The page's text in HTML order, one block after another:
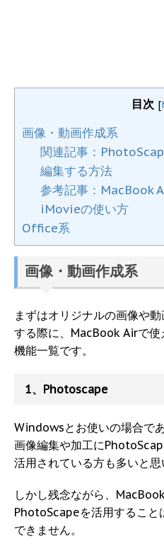
目次 [
画像・動画作成系
関連記事：
編集する方法
参考記事：MacBook
iMovieの使い方
Office系
画像・動画作成系
まずはオリジナルの画像や
する際に、MacBook Airで使
機能一覧です。
1、Photoscape
Windowsとお使いの場合であ
画像編集や加工に
活用されている方も多いと思
しかし残念ながら、
PhotoScapeを活用すること
できません。